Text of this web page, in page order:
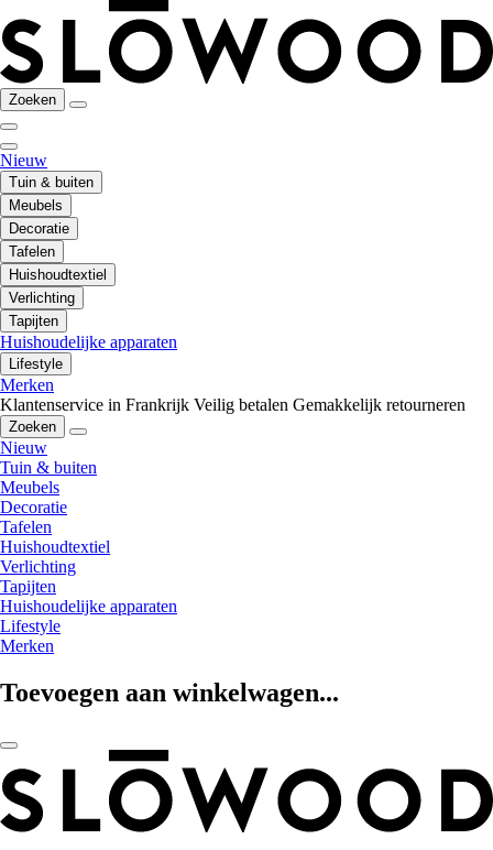
Zoeken
Nieuw
Tuin & buiten
Meubels
Decoratie
Tafelen
Huishoudtextiel
Verlichting
Tapijten
Huishoudelijke apparaten
Lifestyle
Merken
Klantenservice in Frankrijk Veilig betalen Gemakkelijk retourneren
Zoeken
Nieuw
Tuin & buiten
Meubels
Decoratie
Tafelen
Huishoudtextiel
Verlichting
Tapijten
Huishoudelijke apparaten
Lifestyle
Merken
Toevoegen aan winkelwagen...